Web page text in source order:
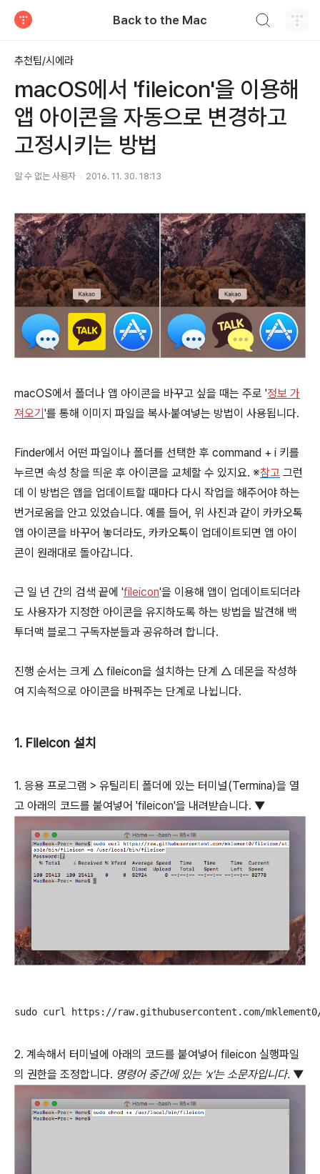
Back to the Mac
추천팁/시에라
macOS에서 'fileicon'을 이용해
앱 아이콘을 자동으로 변경하고
고정시키는 방법
알 수 없는 사용자 2016. 11. 30. 18:13
macOS에서 폴더나 앱 아이콘을 바꾸고 싶을 때는 주로 '정보 가
져오기 '를 통해 이미지 파일을 복사·붙여넣는 방법이 사용됩니다.
Finder에서 어떤 파일이나 폴더를 선택한 후 command + i 키를
누르면 속성 창을 띄운 후 아이콘을 교체할 수 있지요. ※참고 그런
데 이 방법은 앱을 업데이트할 때마다 다시 작업을 해주어야 하는
번거로움을 안고 있었습니다. 예를 들어, 위 사진과 같이 카카오톡
앱 아이콘을 바꾸어 놓더라도, 카카오톡이 업데이트되면 앱 아이
콘이 원래대로 돌아갑니다.
근 일 년 간의 검색 끝에 'fileicon'을 이용해 앱이 업데이트되더라
도 사용자가 지정한 아이콘을 유지하도록 하는 방법을 발견해 백
투더맥 블로그 구독자분들과 공유하려 합니다.
진행 순서는 크게 △ fileicon을 설치하는 단계 △ 데몬을 작성하
여 지속적으로 아이콘을 바꿔주는 단계로 나뉩니다.
1. Fileicon 설치
1. 응용 프로그램 > 유틸리티 폴더에 있는 터미널(Termina)을 열
고 아래의 코드를 붙여넣어 'fileicon'을 내려받습니다. ▼
sudo curl https://raw.githubusercontent.com/
2. 계속해서 터미널에 아래의 코드를 붙여넣어 fileicon 실행파일
의 권한을 조정합니다. 명령어 중간에 있는 'x'는 소문자입니다. ▼